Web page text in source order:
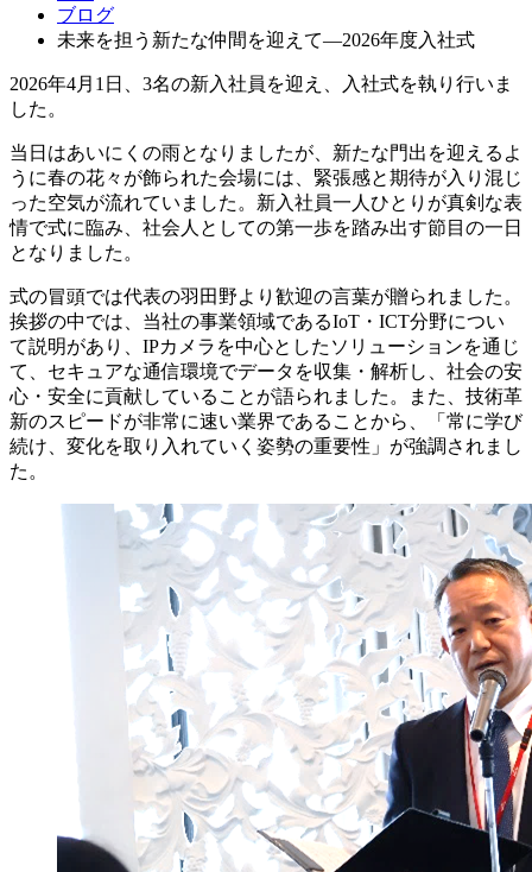
ブログ
未来を担う新たな仲間を迎えて—2026年度入社式
2026年4月1日、3名の新入社員を迎え、入社式を執り行いま
した。
当日はあいにくの雨となりましたが、新たな門出を迎えるよ
うに春の花々が飾られた会場には、緊張感と期待が入り混じ
った空気が流れていました。新入社員一人ひとりが真剣な表
情で式に臨み、社会人としての第一歩を踏み出す節目の一日
となりました。
式の冒頭では代表の羽田野より歓迎の言葉が贈られました。
挨拶の中では、当社の事業領域であるIoT・ICT分野につい
て説明があり、IPカメラを中心としたソリューションを通じ
て、セキュアな通信環境でデータを収集・解析し、社会の安
心・安全に貢献していることが語られました。また、技術革
新のスピードが非常に速い業界であることから、「常に学び
続け、変化を取り入れていく姿勢の重要性」が強調されまし
た。